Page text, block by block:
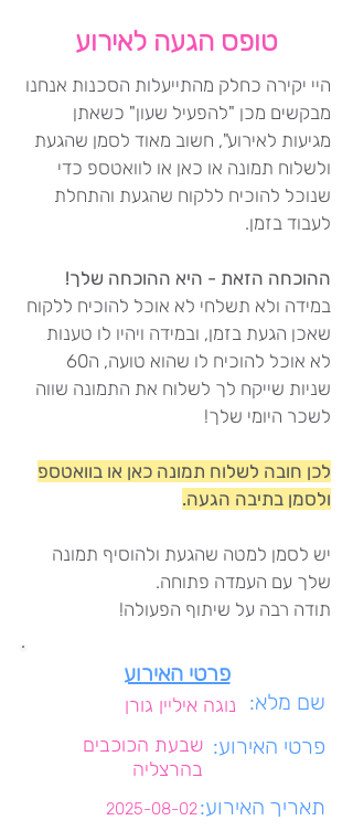
טופס הגעה לאירוע
היי יקירה כחלק מהתייעלות הסכנות אנחנו
מבקשים מכן "להפעיל שעון" כשאתן
מגיעות לאירוע", חשוב מאוד לסמן שהגעת
ולשלוח תמונה או כאן או לוואטספ כדי
שנוכל להוכיח ללקוח שהגעת והתחלת
לעבוד בזמן.
ההוכחה הזאת - היא ההוכחה שלך!
במידה ולא תשלחי לא אוכל להוכיח ללקוח
שאכן הגעת בזמן, ובמידה ויהיו לו טענות
לא אוכל להוכיח לו שהוא טועה, ה60
שניות שייקח לך לשלוח את התמונה שווה
לשכר היומי שלך!
לכן חובה לשלוח תמונה כאן או בוואטספ
ולסמן בתיבה הגעה.
יש לסמן למטה שהגעת ולהוסיף תמונה
שלך עם העמדה פתוחה.
תודה רבה על שיתוף הפעולה!
פרטי האירוע
נוגה איליין גורן שם מלא:
שבעת הכוכבים
בהרצליה
פרטי האירוע:
2025-08-02תאריך האירוע: